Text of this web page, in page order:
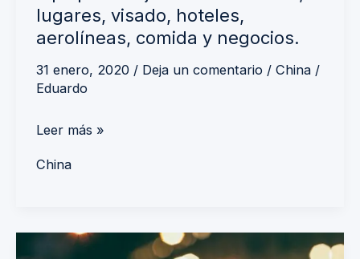
lugares, visado, hoteles,
aerolíneas, comida y negocios.
31 enero, 2020 / Deja un comentario / China/
Eduardo
Leer más »
China
Apps